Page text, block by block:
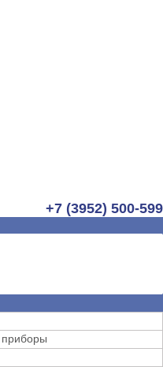
+7 (3952) 500-599
приборы